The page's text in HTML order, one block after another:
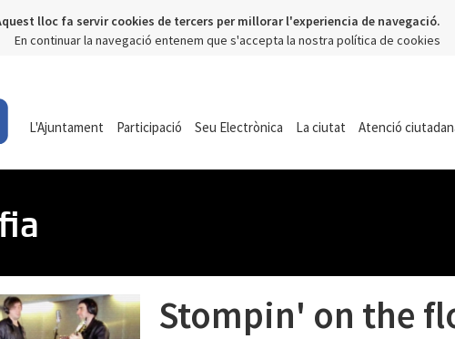
lloc fa servir cookies de tercers per millorar l'experiencia de navegació.
En continuar la navegació entenem que s'accepta la nostra política de cookies
L'Ajuntament Participació Seu Electrònica La ciutat Atenció
Stompin' on the